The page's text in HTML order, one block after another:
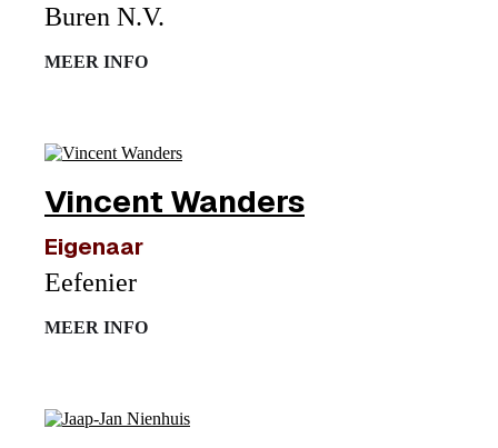
Buren N.V.
MEER INFO
Vincent Wanders
Eigenaar
Eefenier
MEER INFO